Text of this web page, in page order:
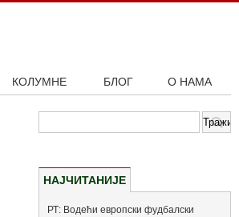
КОЛУМНЕ БЛОГ О НАМА
НАЈЧИТАНИЈЕ
РТ: Водећи европски фудбалски